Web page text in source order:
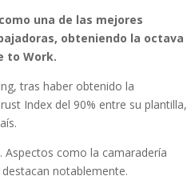
una de las mejores
obteniendo la octava
to Work.
tras haber obtenido la
Index del 90% entre su plantilla,
Aspectos como la camaradería
notablemente.